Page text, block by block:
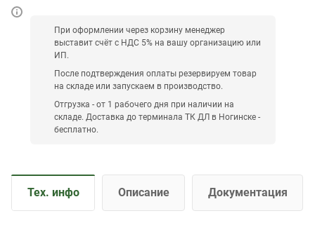
При оформлении через корзину менеджер
выставит счёт с НДС 5% на вашу организацию или
ИП.
После подтверждения оплаты резервируем товар
на складе или запускаем в производство.
Отгрузка - от 1 рабочего дня при наличии на
складе. Доставка до терминала ТК ДЛ в Ногинске -
бесплатно.
Тех. инфо Описание Документация